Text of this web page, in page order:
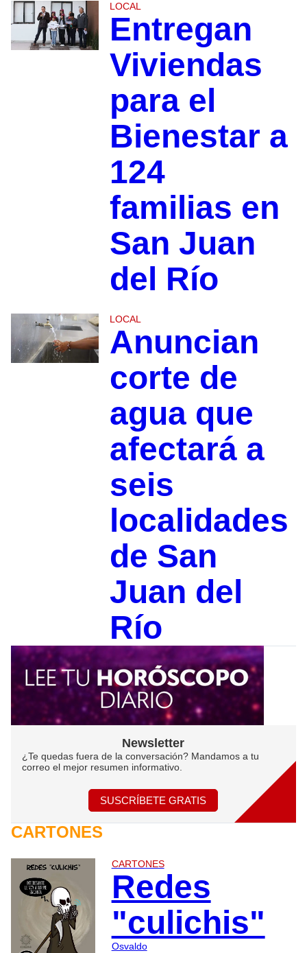
LOCAL
Entregan
Viviendas
para el
Bienestar a
124
familias en
San Juan
del Río
LOCAL
Anuncian
corte de
agua que
afectará a
seis
localidades
de San
Juan del
Río
Newsletter
¿Te quedas fuera de la conversación? Mandamos a tu
correo el mejor resumen informativo.
SUSCRÍBETE GRATIS
CARTONES
CARTONES
Redes
"culichis"
Osvaldo